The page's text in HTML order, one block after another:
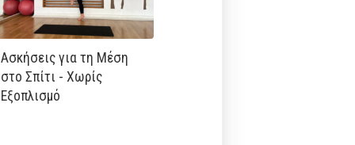
Ασκήσεις για τη Μέση
στο Σπίτι - Χωρίς
Εξοπλισμό